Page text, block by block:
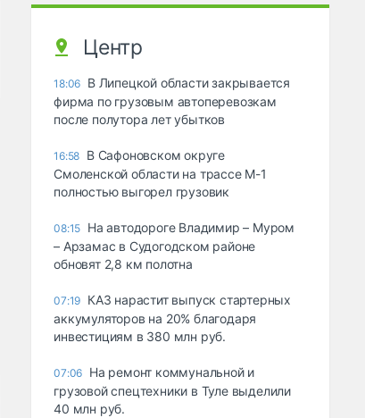
Центр
18:06 В Липецкой области закрывается
фирма по грузовым автоперевозкам
после полутора лет убытков
16:58 В Сафоновском округе
Смоленской области на трассе М-1
полностью выгорел грузовик
08:15 На автодороге Владимир – Муром
– Арзамас в Судогодском районе
обновят 2,8 км полотна
07:19 КАЗ нарастит выпуск стартерных
аккумуляторов на 20% благодаря
инвестициям в 380 млн руб.
07:06 На ремонт коммунальной и
грузовой спецтехники в Туле выделили
40 млн руб.